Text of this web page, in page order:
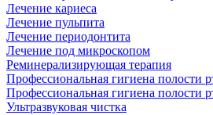
Лечение кариеса
Лечение пульпита
Лечение периодонтита
Лечение под микроскопом
Реминерализирующая терапия
Профессиональная гигиена полости
Профессиональная гигиена полости
Ультразвуковая чистка